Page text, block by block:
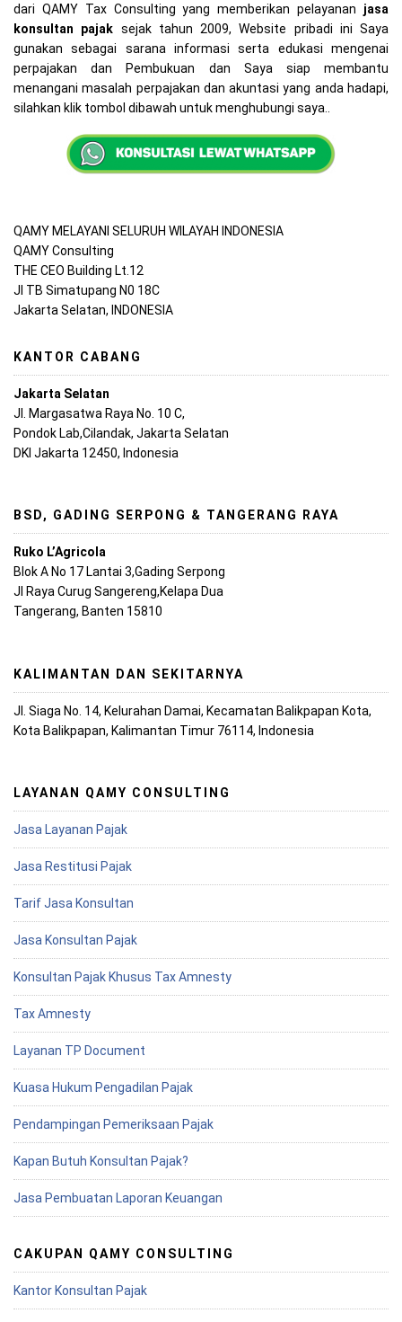
dari QAMY Tax Consulting yang memberikan pelayanan jasa
konsultan pajak sejak tahun 2009, Website pribadi ini Saya
gunakan sebagai sarana informasi serta edukasi mengenai
perpajakan dan Pembukuan dan Saya siap membantu
menangani masalah perpajakan dan akuntasi yang anda hadapi,
silahkan klik tombol dibawah untuk menghubungi saya..
QAMY MELAYANI SELURUH WILAYAH INDONESIA
QAMY Consulting
THE CEO Building Lt.12
Jl TB Simatupang N0 18C
Jakarta Selatan, INDONESIA
KANTOR CABANG
Jakarta Selatan
Jl. Margasatwa Raya No. 10 C,
Pondok Lab,Cilandak, Jakarta Selatan
DKI Jakarta 12450, Indonesia
BSD, GADING SERPONG & TANGERANG RAYA
Ruko L’Agricola
Blok A No 17 Lantai 3,Gading Serpong
Jl Raya Curug Sangereng,Kelapa Dua
Tangerang, Banten 15810
KALIMANTAN DAN SEKITARNYA
Jl. Siaga No. 14, Kelurahan Damai, Kecamatan Balikpapan Kota,
Kota Balikpapan, Kalimantan Timur 76114, Indonesia
LAYANAN QAMY CONSULTING
Jasa Layanan Pajak
Jasa Restitusi Pajak
Tarif Jasa Konsultan
Jasa Konsultan Pajak
Konsultan Pajak Khusus Tax Amnesty
Tax Amnesty
Layanan TP Document
Kuasa Hukum Pengadilan Pajak
Pendampingan Pemeriksaan Pajak
Kapan Butuh Konsultan Pajak?
Jasa Pembuatan Laporan Keuangan
CAKUPAN QAMY CONSULTING
Kantor Konsultan Pajak